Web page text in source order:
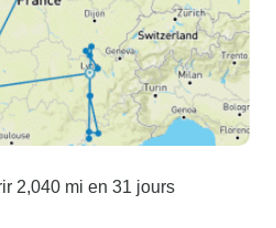
2,040 mi en 31 jours